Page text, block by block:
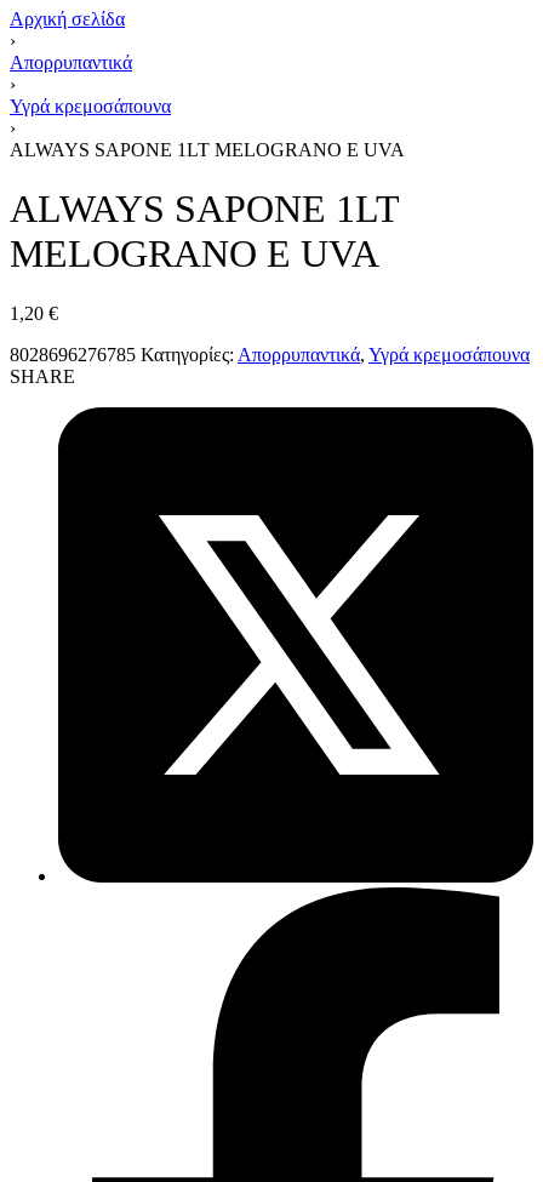
Αρχική σελίδα
›
Απορρυπαντικά
›
Υγρά κρεμοσάπουνα
›
ALWAYS SAPONE 1LT ΜELOGRANO E UVA
ALWAYS SAPONE 1LT
ΜELOGRANO E UVA
1,20 €
8028696276785 Κατηγορίες: Απορρυπαντικά, Υγρά κρεμοσάπουνα
SHARE